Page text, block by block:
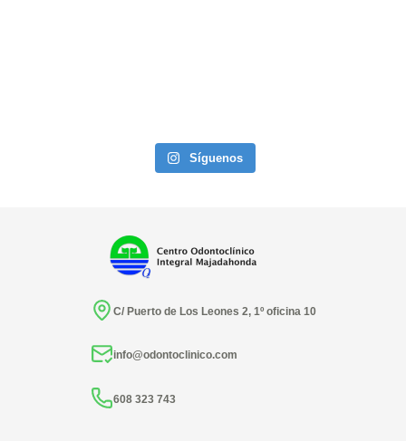
Síguenos
C/ Puerto de Los Leones 2, 1º oficina 10
info@odontoclinico.com
608 323 743